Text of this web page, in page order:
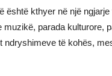
është kthyer në një
muzikë, parada kulturore,
ndryshimeve të kohës,